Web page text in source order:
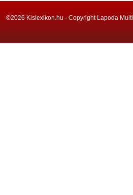
©2026 Kislexikon.hu - Copyright Lapoda